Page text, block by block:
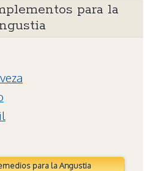
para la
para la Angustia